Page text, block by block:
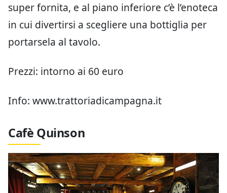
super fornita, e al piano inferiore c’è l’enoteca
in cui divertirsi a scegliere una bottiglia per
portarsela al tavolo.
Prezzi: intorno ai 60 euro
Info: www.trattoriadicampagna.it
Cafè Quinson